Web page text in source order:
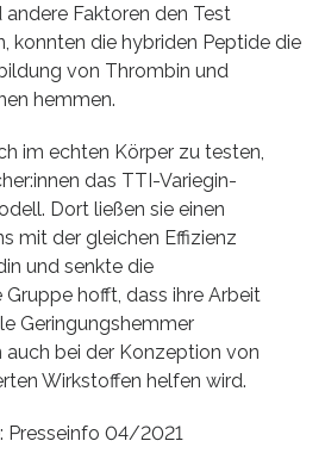
Faktoren den Test
konnten die hybriden Peptide die
von Thrombin und
hemmen.
im echten Körper zu testen,
das TTI-Variegin-
Dort ließen sie einen
mit der gleichen Effizienz
und senkte die
Gruppe hofft, dass ihre Arbeit
Geringungshemmer
auch bei der Konzeption von
Wirkstoffen helfen wird.
Presseinfo 04/2021